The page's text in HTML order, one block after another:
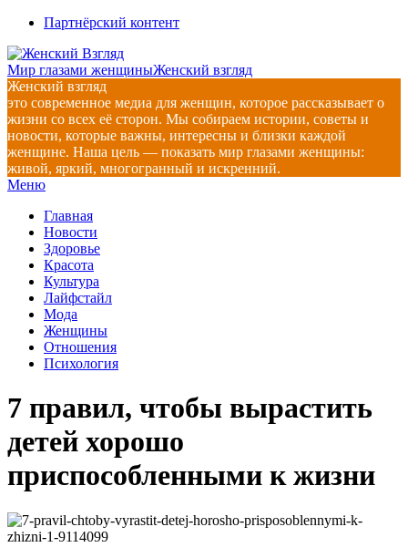
Перейти
содержимому
Партнёрский контент
Мир глазами женщиныЖенский взгляд
Женский взгляд
это современное медиа для женщин, которое рассказывает о
жизни со всех её сторон. Мы собираем истории, советы и
новости, которые важны, интересны и близки каждой
женщине. Наша цель — показать мир глазами женщины:
живой, яркий, многогранный и искренний.
Главное
меню
Меню
Главная
Новости
Здоровье
Красота
Культура
Лайфстайл
Мода
Женщины
Отношения
Психология
7 правил, чтобы вырастить
детей хорошо
приспособленными к жизни